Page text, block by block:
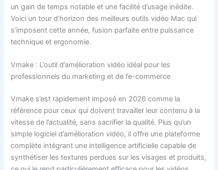
un gain de temps notable et une facilité d’usage inédite.
Voici un tour d’horizon des meilleurs outils vidéo Mac qui
s’imposent cette année, fusion parfaite entre puissance
technique et ergonomie.
Vmake : L’outil d’amélioration vidéo idéal pour les
professionnels du marketing et de l’e-commerce
Vmake s’est rapidement imposé en 2026 comme la
référence pour ceux qui doivent travailler leur contenu à la
vitesse de l’actualité, sans sacrifier la qualité. Plus qu’un
simple logiciel d’amélioration vidéo, il offre une plateforme
complète intégrant une intelligence artificielle capable de
synthétiser les textures perdues sur les visages et produits,